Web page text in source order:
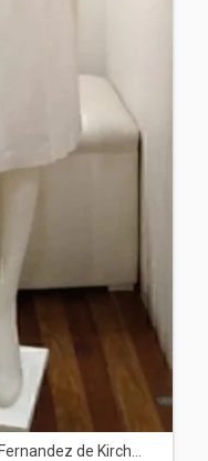
de Kirch...